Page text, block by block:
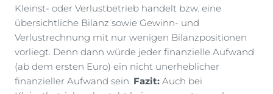
Kleinst- oder Verlustbetrieb handelt bzw. eine
übersichtliche Bilanz sowie Gewinn- und
Verlustrechnung mit nur wenigen Bilanzpositionen
vorliegt. Denn dann würde jeder finanzielle Aufwand
(ab dem ersten Euro) ein nicht unerheblicher
finanzieller Aufwand sein. Fazit: Auch bei